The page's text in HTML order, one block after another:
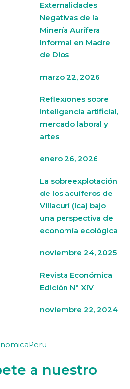
Externalidades
Negativas de la
Minería Aurífera
Informal en Madre
de Dios
marzo 22, 2026
Reflexiones sobre
inteligencia artificial,
mercado laboral y
artes
enero 26, 2026
La sobreexplotación
de los acuíferos de
Villacurí (Ica) bajo
una perspectiva de
economía ecológica
noviembre 24, 2025
Revista Económica
Edición N° XIV
noviembre 22, 2024
a nuestro